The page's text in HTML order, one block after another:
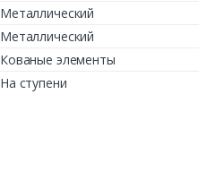
Металлический
Металлический
Кованые элементы
На ступени